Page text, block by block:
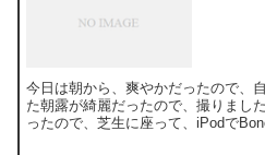
今日は朝から、爽やかだったので、
た朝露が綺麗だったので、撮りまし
ったので、芝生に座って、iPodで